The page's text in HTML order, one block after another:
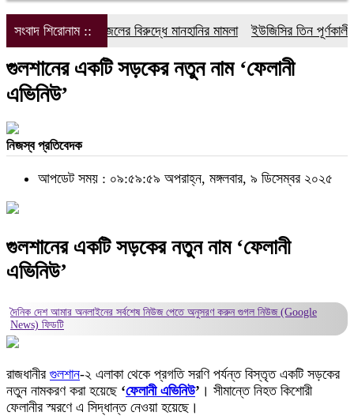
সংবাদ শিরোনাম ::ডিপজলের বিরুদ্ধে মানহানির মামলা ইউজিসির তিন পূর্ণকালীন
গুলশানের একটি সড়কের নতুন নাম ‘ফেলানী
এভিনিউ’
নিজস্ব প্রতিবেদক
আপডেট সময় : ০৯:৫৯:৫৯ অপরাহ্ন, মঙ্গলবার, ৯ ডিসেম্বর ২০২৫
গুলশানের একটি সড়কের নতুন নাম ‘ফেলানী
এভিনিউ’
দৈনিক দেশ আমার অনলাইনের সর্বশেষ নিউজ পেতে অনুসরণ করুন গুগল নিউজ (Google
News) ফিডটি
রাজধানীর গুলশান-২ এলাকা থেকে প্রগতি সরণি পর্যন্ত বিস্তৃত একটি সড়কের
নতুন নামকরণ করা হয়েছে ‘ফেলানী এভিনিউ’ । সীমান্তে নিহত কিশোরী
ফেলানীর স্মরণে এ সিদ্ধান্ত নেওয়া হয়েছে।